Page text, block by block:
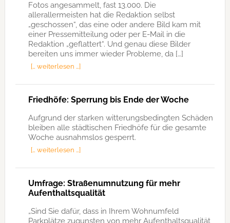
Fotos angesammelt, fast 13.000. Die
allerallermeisten hat die Redaktion selbst
„geschossen“, das eine oder andere Bild kam mit
einer Pressemitteilung oder per E-Mail in die
Redaktion „geflattert“. Und genau diese Bilder
bereiten uns immer wieder Probleme, da […]
[… weiterlesen …]
Friedhöfe: Sperrung bis Ende der Woche
Aufgrund der starken witterungsbedingten Schäden
bleiben alle städtischen Friedhöfe für die gesamte
Woche ausnahmslos gesperrt.
[… weiterlesen …]
Umfrage: Straßenumnutzung für mehr
Aufenthaltsqualität
„Sind Sie dafür, dass in Ihrem Wohnumfeld
Parkplätze zugunsten von mehr Aufenthaltsqualität